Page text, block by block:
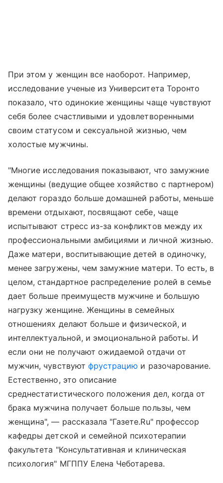
При этом у женщин все наоборот. Например,
исследование ученые из Университета Торонто
показало, что одинокие женщины чаще чувствуют
себя более счастливыми и удовлетворенными
своим статусом и сексуальной жизнью, чем
холостые мужчины.
"Многие исследования показывают, что замужние
женщины (ведущие общее хозяйство с партнером)
делают гораздо больше домашней работы, меньше
времени отдыхают, посвящают себе, чаще
испытывают стресс из-за конфликтов между их
профессиональными амбициями и личной жизнью.
Даже матери, воспитывающие детей в одиночку,
менее загружены, чем замужние матери. То есть, в
целом, стандартное распределение ролей в семье
дает больше преимуществ мужчине и большую
нагрузку женщине. Женщины в семейных
отношениях делают больше и физической, и
интеллектуальной, и эмоциональной работы. И
если они не получают ожидаемой отдачи от
мужчин, чувствуют фрустрацию и разочарование.
Естественно, это описание
среднестатистического положения дел, когда от
брака мужчина получает больше пользы, чем
женщина", — рассказала "Газете.Ru" профессор
кафедры детской и семейной психотерапии
факультета "Консультативная и клиническая
психология" МГППУ Елена Чеботарева.